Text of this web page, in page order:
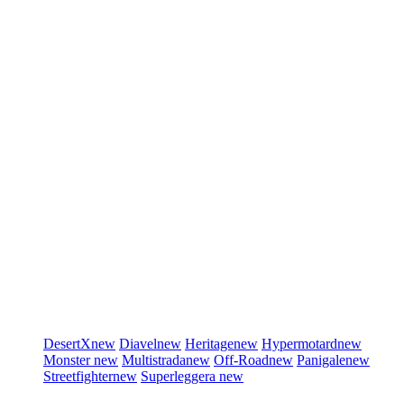
DesertXnew Diavelnew Heritagenew Hypermotardnew
Monsternew Multistradanew Off-Roadnew Panigalenew
Streetfighternew Superleggera new